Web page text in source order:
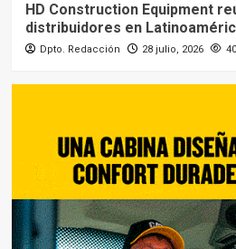
HD Construction Equipment
distribuidores en
Dpto. Redacción 28 julio, 2026